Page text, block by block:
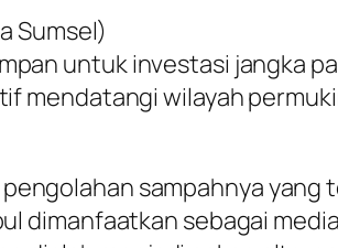
Sumsel)
untuk investasi jangka
mendatangi wilayah
sampahnya
dimanfaatkan sebagai